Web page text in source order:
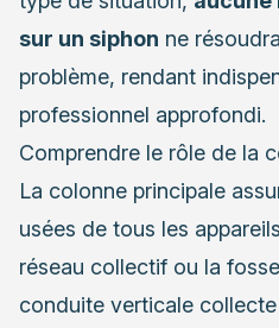
sur un siphon ne
problème, rendant
professionnel approfondi.
Comprendre le rôle de la
La colonne principale
usées de tous les
réseau collectif ou la
conduite verticale